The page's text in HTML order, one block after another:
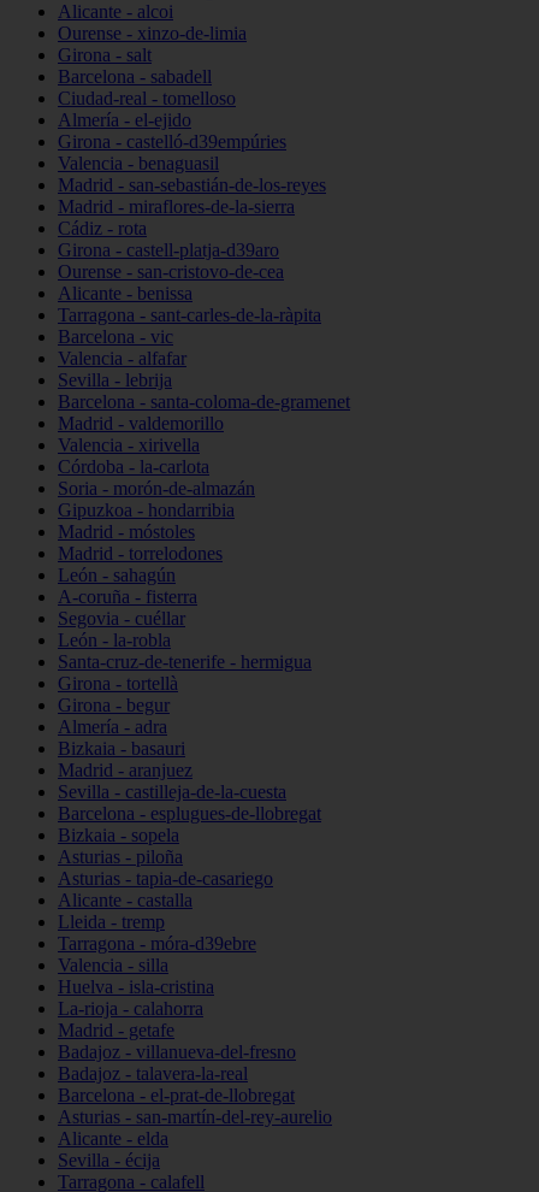
Alicante - alcoi
Ourense - xinzo-de-limia
Girona - salt
Barcelona - sabadell
Ciudad-real - tomelloso
Almería - el-ejido
Girona - castelló-d39empúries
Valencia - benaguasil
Madrid - san-sebastián-de-los-reyes
Madrid - miraflores-de-la-sierra
Cádiz - rota
Girona - castell-platja-d39aro
Ourense - san-cristovo-de-cea
Alicante - benissa
Tarragona - sant-carles-de-la-ràpita
Barcelona - vic
Valencia - alfafar
Sevilla - lebrija
Barcelona - santa-coloma-de-gramenet
Madrid - valdemorillo
Valencia - xirivella
Córdoba - la-carlota
Soria - morón-de-almazán
Gipuzkoa - hondarribia
Madrid - móstoles
Madrid - torrelodones
León - sahagún
A-coruña - fisterra
Segovia - cuéllar
León - la-robla
Santa-cruz-de-tenerife - hermigua
Girona - tortellà
Girona - begur
Almería - adra
Bizkaia - basauri
Madrid - aranjuez
Sevilla - castilleja-de-la-cuesta
Barcelona - esplugues-de-llobregat
Bizkaia - sopela
Asturias - piloña
Asturias - tapia-de-casariego
Alicante - castalla
Lleida - tremp
Tarragona - móra-d39ebre
Valencia - silla
Huelva - isla-cristina
La-rioja - calahorra
Madrid - getafe
Badajoz - villanueva-del-fresno
Badajoz - talavera-la-real
Barcelona - el-prat-de-llobregat
Asturias - san-martín-del-rey-aurelio
Alicante - elda
Sevilla - écija
Tarragona - calafell